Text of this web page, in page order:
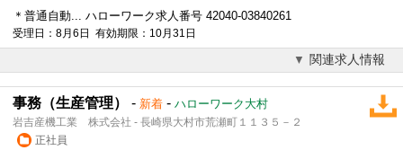
＊普通自動... ハローワーク求人番号 42040-03840261
受理日：8月6日 有効期限：10月31日
関連求人情報
事務（生産管理） - 新着 - ハローワーク大村
岩吉産機工業 株式会社 - 長崎県大村市荒瀬町１１３５－２
正社員